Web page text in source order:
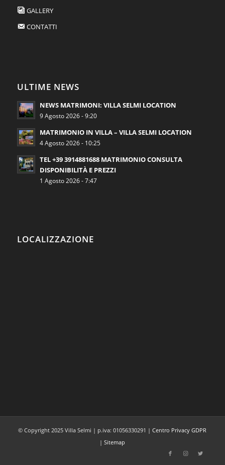
GALLERY
CONTATTI
ULTIME NEWS
NEWS MATRIMONI: VILLA SELMI LOCATION
9 Agosto 2026 - 9:20
MATRIMONIO IN VILLA – VILLA SELMI LOCATION
4 Agosto 2026 - 10:25
TEL +39 3914881688 MATRIMONIO CONSULTA
DISPONIBILITÀ E PREZZI
1 Agosto 2026 - 7:47
LOCALIZZAZIONE
© Copyright 2025 Villa Selmi | p.iva: 01056330291 |Centro Privacy GDPR
|Sitemap